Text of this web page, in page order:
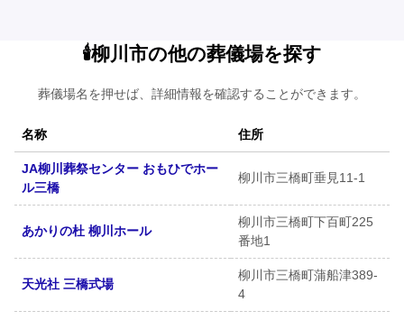
🕯️柳川市の他の葬儀場を探す
葬儀場名を押せば、詳細情報を確認することができます。
名称 住所
JA柳川葬祭センター おもひでホー
ル三橋
柳川市三橋町垂見11-1
あかりの杜 柳川ホール
柳川市三橋町下百町225
番地1
天光社 三橋式場
柳川市三橋町蒲船津389-
4